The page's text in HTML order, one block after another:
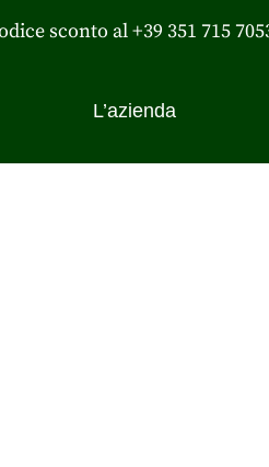
sconto al +39 351 715
L’azienda